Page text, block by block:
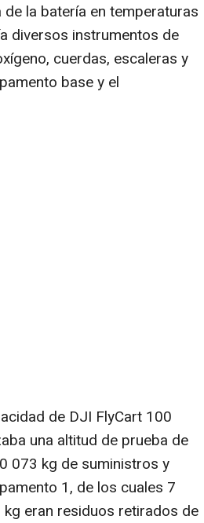
la batería en temperaturas
diversos instrumentos de
cuerdas, escaleras y
base y el
de DJI FlyCart 100
una altitud de prueba de
073 kg de suministros y
1, de los cuales 7
eran residuos retirados de